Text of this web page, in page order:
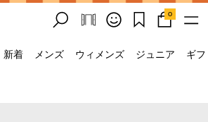
0
新着 メンズ ウィメンズ ジュニア ギ